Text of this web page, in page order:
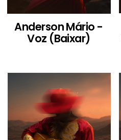
Anderson Mário -
Voz (Baixar)